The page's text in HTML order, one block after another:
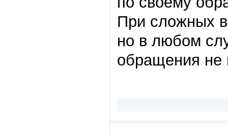
При сложных
но в любом
обращения не